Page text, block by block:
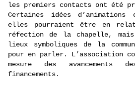
les premiers contacts ont été
Certaines idées
elles pourraient être en
réfection de la chapelle,
lieux symboliques de la
pour en parler. L’association
mesure des
financements.